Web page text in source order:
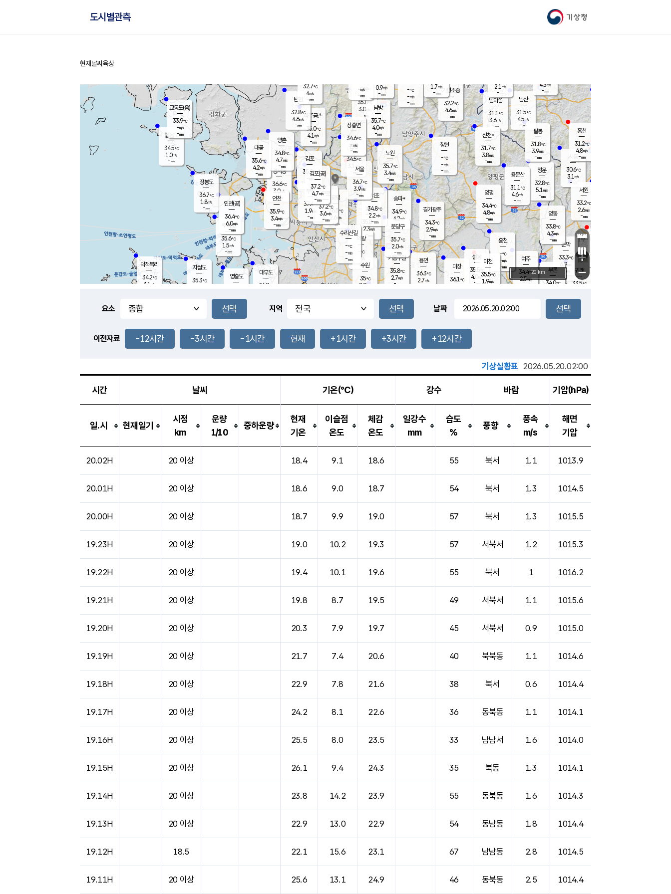
기상청
도시별관측
홈
현재날씨 육상
풍도
0.8m/s
문막
33.3℃
6.9m/s
mm
남이섬
31.1℃
3.6m/s
-mm
무의도
35.6℃
1.5m/s
-mm
영흥도
볼음도
34.5℃
1.0m/s
-mm
자월도
35.3℃
양주
35.8℃
3.0
-mm
부론
34.0℃
과천
35.8℃
2.3m/s
- mm
남산
31.5℃
4.5m/s
-mm
장봉도
36.7℃
1.8m/s
-mm
-mm
청운
32.8℃
5.1 m/s
-mm
팔봉
31.8℃
3.9m/s
-mm
-mm
용인
36.3℃
2.7m/s
여주
34.4℃
2.5m/s
양동
33.8℃
4.3m/s
-mm
경기광주
34.3℃
2.9m/s
-mm
장호원
2.1 m/s
-mm
34.8
℃
대부도
36.9
-
경서동
36.6℃
3.0m/s
-mm
파주금촌
35.0℃
4.1 m/s
-mm
가평조종
32.2℃
4.6m/s
-mm
-℃
-m/s
-mm
대곶
35.6℃
4.2m/s
-mm
신천*
31.7℃
3.8m/s
-mm
창현
-℃
-m/s
-mm
탄현
32.8℃
4.6m/s
-mm
1.7m/s
-mm
37.5℃
1.4m/s
-mm
흥천
-℃
-m/s
-mm
마장
36.1℃
의왕
- ℃
m/s
mm
김포
35.2℃
-m/s
mm
설봉
35.5
4.0 m/s
- mm
광명
36.5 ℃
2.6 m/s
-mm
부천
37.4℃
1.9m/s
-mm
-mm
양촌
34.8℃
4.7m/s
-mm
구로
37.2℃
3.6m/s
-mm
은평
34.5℃
3.1 m/s
- mm
노원
35.7℃
3.4m/s
-mm
송파*
34.9℃
4.2m/s
-mm
서초
34.8℃
2.2m/s
-mm
남방
35.7℃
4.0m/s
-mm
기흥구갈
35.8℃
2.7m/s
-
수리산길
-℃
-m/s
-mm
분당구
35.7℃
2.0m/s
-mm
장흥면
34.6℃
-m/s
-mm
-m/s
-mm
시동
30.6℃
3.1 m/s
- mm
귀래
33.5℃
서원
33.2℃
2.6m/s
-mm
용문산
31.1℃
4.6m/s
-mm
덕적북리
34.2℃
3.1 m/s
인천(공)
36.4℃
6.0m/s
-mm
김포(공)
37.2℃
4.7m/s
-mm
교동도(음)
33.9℃
-m/s
-mm
홍천
31.2℃
4.8m/s
-mm
이천
35.5℃
1.9m/s
양평
34.4℃
4.8m/s
-mm
수원
35℃
2.9m/s
인천
35.9℃
3.4m/s
-mm
서울
36.7℃
3.9m/s
-mm
4.3m/s
-mm
32.7℃
4m/s
-mm
0.9m/s
-mm
+
−
20 km
요소 지역 날짜
이전자료 -12시간 -3시간 -1시간 현재 +1시간 +3시간 +12시간
기상실황표 2026.05.20.02:00
시간 날씨 기온(℃) 강수 바람 기압(hPa)
일.시 현재일기
시정
km
운량
1/10
중하운량
현재
기온
이슬점
온도
체감
온도
일강수
mm
습도
%
풍향
풍속
m/s
해면
기압
20.02H 20 이상 18.4 9.1 18.6 55 북서 1.1 1013.9
20.01H 20 이상 18.6 9.0 18.7 54 북서 1.3 1014.5
20.00H 20 이상 18.7 9.9 19.0 57 북서 1.3 1015.5
19.23H 20 이상 19.0 10.2 19.3 57 서북서 1.2 1015.3
19.22H 20 이상 19.4 10.1 19.6 55 북서 1 1016.2
19.21H 20 이상 19.8 8.7 19.5 49 서북서 1.1 1015.6
19.20H 20 이상 20.3 7.9 19.7 45 서북서 0.9 1015.0
19.19H 20 이상 21.7 7.4 20.6 40 북북동 1.1 1014.6
19.18H 20 이상 22.9 7.8 21.6 38 북서 0.6 1014.4
19.17H 20 이상 24.2 8.1 22.6 36 동북동 1.1 1014.1
19.16H 20 이상 25.5 8.0 23.5 33 남남서 1.6 1014.0
19.15H 20 이상 26.1 9.4 24.3 35 북동 1.3 1014.1
19.14H 20 이상 23.8 14.2 23.9 55 동북동 1.6 1014.3
19.13H 20 이상 22.9 13.0 22.9 54 동남동 1.8 1014.4
19.12H 18.5 22.1 15.6 23.1 67 남남동 2.8 1014.5
19.11H 20 이상 25.6 13.1 24.9 46 동북동 2.5 1014.4